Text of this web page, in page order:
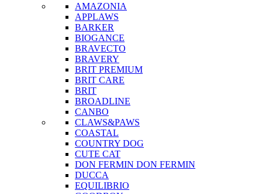
AMAZONIA
APPLAWS
BARKER
BIOGANCE
BRAVECTO
BRAVERY
BRIT PREMIUM
BRIT CARE
BRIT
BROADLINE
CANBO
CLAWS&PAWS
COASTAL
COUNTRY DOG
CUTE CAT
DON FERMIN DON FERMIN
DUCCA
EQUILIBRIO